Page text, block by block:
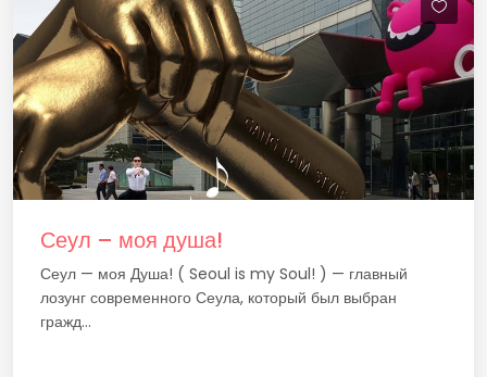
Сеул – моя душа!
Сеул — моя Душа! ( Seoul is my Soul! ) — главный
лозунг современного Сеула, который был выбран
гражд...